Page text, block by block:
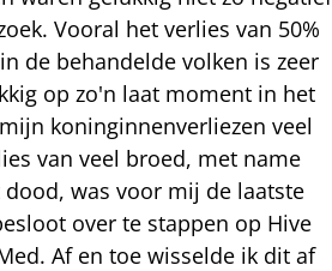
Vooral het verlies van 50%
de behandelde volken is zeer
op zo'n laat moment in het
koninginnenverliezen veel
van veel broed, met name
was voor mij de laatste
over te stappen op Hive
Af en toe wisselde ik dit af